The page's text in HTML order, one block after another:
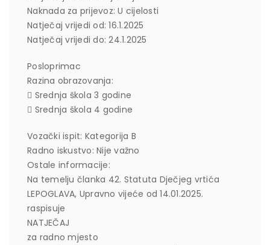
Naknada za prijevoz: U cijelosti
Natječaj vrijedi od: 16.1.2025
Natječaj vrijedi do: 24.1.2025
Posloprimac
Razina obrazovanja:
 Srednja škola 3 godine
 Srednja škola 4 godine
Vozački ispit: Kategorija B
Radno iskustvo: Nije važno
Ostale informacije:
Na temelju članka 42. Statuta Dječjeg vrtića
LEPOGLAVA, Upravno vijeće od 14.01.2025.
raspisuje
NATJEČAJ
za radno mjesto